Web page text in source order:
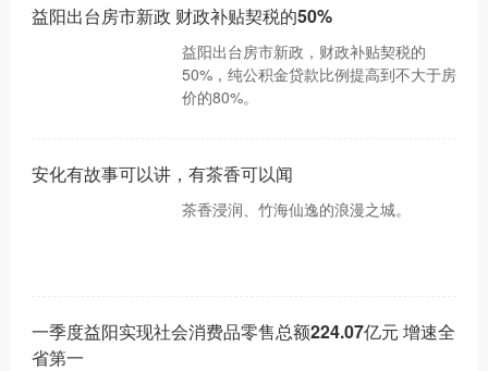
益阳出台房市新政 财政补贴契税的50%
益阳出台房市新政，财政补贴契税的
50%，纯公积金贷款比例提高到不大于房
价的80%。
安化有故事可以讲，有茶香可以闻
茶香浸润、竹海仙逸的浪漫之城。
一季度益阳实现社会消费品零售总额224.07亿元 增速全
省第一